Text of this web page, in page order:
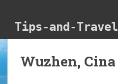
Tips-and-Travel
Wuzhen, Cina